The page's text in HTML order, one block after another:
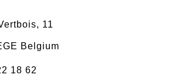
11
Belgium
18 62